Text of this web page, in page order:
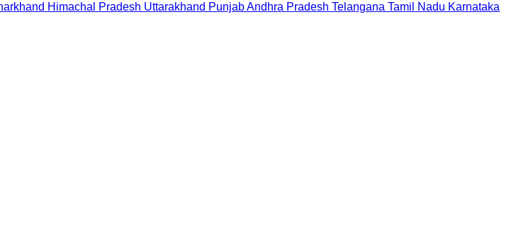
Himachal Pradesh Uttarakhand PunjabAndhra Pradesh Telangana Tamil Nadu Karnataka